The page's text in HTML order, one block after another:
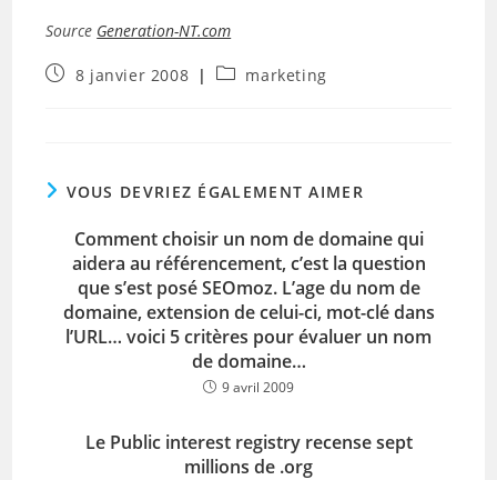
Source Generation-NT.com
Publication
8 janvier 2008
Postmarketing
VOUS DEVRIEZ ÉGALEMENT AIMER
Comment choisir un nom de domaine qui
aidera au référencement, c’est la question
que s’est posé SEOmoz. L’age du nom de
domaine, extension de celui-ci, mot-clé dans
l’URL… voici 5 critères pour évaluer un nom
de domaine…
9 avril 2009
Le Public interest registry recense sept
millions de .org